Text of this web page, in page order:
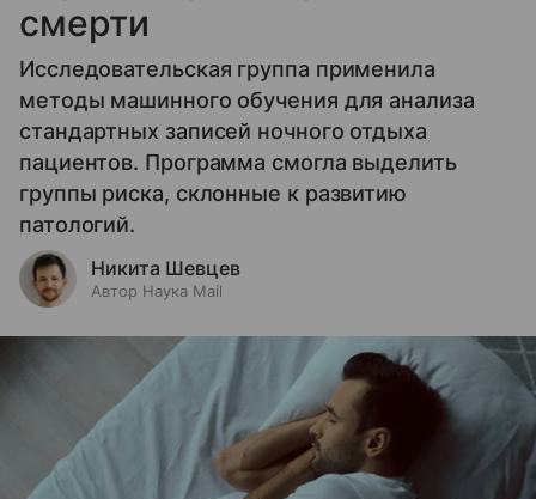
смерти
Исследовательская группа применила
методы машинного обучения для анализа
стандартных записей ночного отдыха
пациентов. Программа смогла выделить
группы риска, склонные к развитию
патологий.
Никита Шевцев
Автор Наука Mail